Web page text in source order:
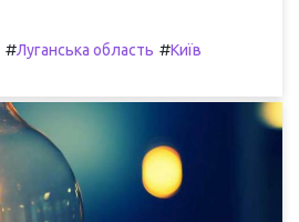
#Луганська область #Київ